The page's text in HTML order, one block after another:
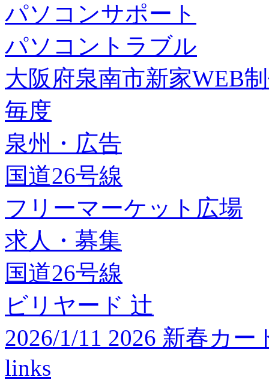
パソコンサポート
パソコントラブル
大阪府泉南市新家WEB
毎度
泉州・広告
国道26号線
フリーマーケット広場
求人・募集
国道26号線
ビリヤード 辻
2026/1/11 2026 新春カ
links